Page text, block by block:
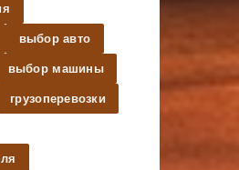
выбор авто
выбор машины
грузоперевозки